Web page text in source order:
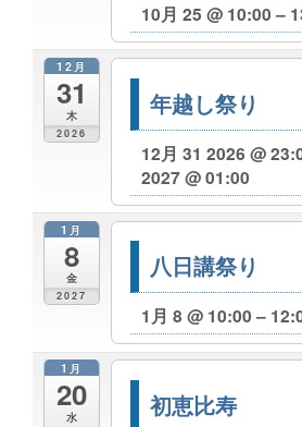
10月 25 @ 10:00 –
12月
31
木
2026
年越し祭り
12月 31 2026 @
2027 @ 01:00
1月
8
金
2027
八日講祭り
1月 8 @ 10:00 –
1月
20
水 初恵比寿